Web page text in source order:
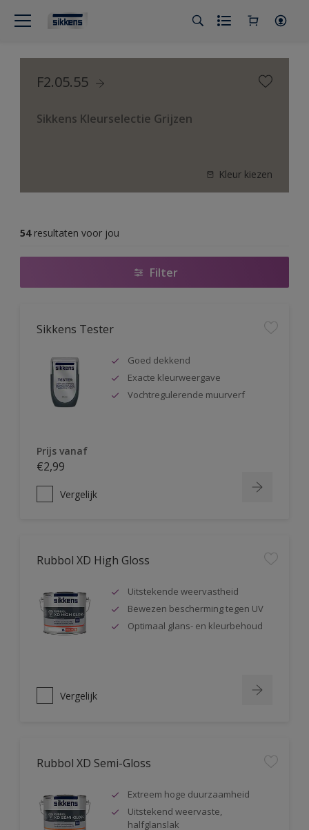
F2.05.55
Sikkens Kleurselectie Grijzen
Kleur kiezen
54 resultaten voor jou
Filter
Sikkens Tester
Goed dekkend
Exacte kleurweergave
Vochtregulerende muurverf
Prijs vanaf
€2,99
Vergelijk
Rubbol XD High Gloss
Uitstekende weervastheid
Bewezen bescherming tegen UV
Optimaal glans- en kleurbehoud
Vergelijk
Rubbol XD Semi-Gloss
Extreem hoge duurzaamheid
Uitstekend weervaste,
halfglanslak